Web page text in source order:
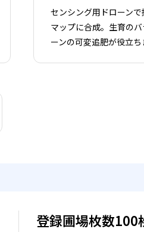
センシング用ドローン
マップに合成。生育の
ーンの可変追肥が役立ち
登録圃場枚数100